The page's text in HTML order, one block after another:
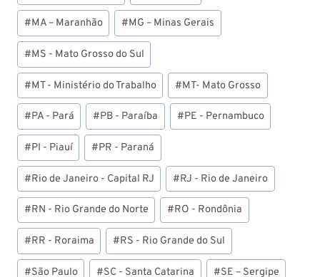
#MA – Maranhão #MG – Minas Gerais
#MS - Mato Grosso do Sul
#MT - Ministério do Trabalho #MT- Mato Grosso
#PA - Pará #PB - Paraíba #PE - Pernambuco
#PI - Piauí #PR - Paraná
#Rio de Janeiro - Capital RJ #RJ - Rio de Janeiro
#RN - Rio Grande do Norte #RO - Rondônia
#RR - Roraima #RS - Rio Grande do Sul
#São Paulo #SC - Santa Catarina #SE – Sergipe